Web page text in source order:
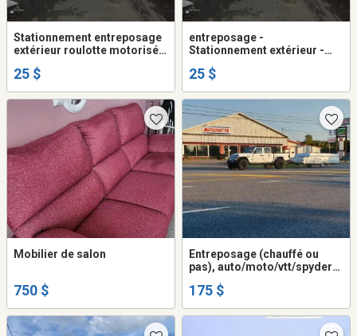
Stationnement entreposage
extérieur roulotte motorisé
25 $
entreposage -
Stationnement extérieur -
remorque - auto
25 $
Mobilier de salon
750 $
Entreposage (chauffé ou
pas), auto/moto/vtt/spyder/
bateau/ponton/( max 9pi haut
175 $